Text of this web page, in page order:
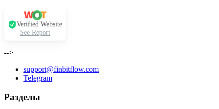
Verified Website
See Report
-->
support@finbitflow.com
Telegram
Разделы